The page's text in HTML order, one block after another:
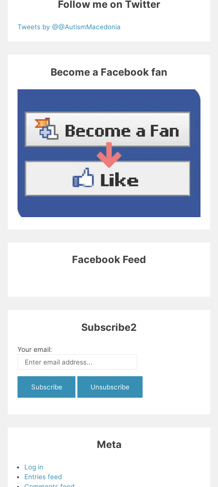
Follow me on Twitter
Tweets by @@AutismMacedonia
Become a Facebook fan
Facebook Feed
Subscribe2
Your email:
Meta
Log in
Entries feed